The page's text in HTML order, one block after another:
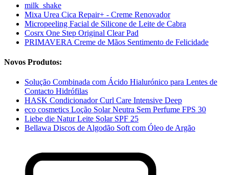
milk_shake
Mixa Urea Cica Repair+ - Creme Renovador
Micropeeling Facial de Silicone de Leite de Cabra
Cosrx One Step Original Clear Pad
PRIMAVERA Creme de Mãos Sentimento de Felicidade
Novos Produtos:
Solução Combinada com Ácido Hialurónico para Lentes de
Contacto Hidrófilas
HASK Condicionador Curl Care Intensive Deep
eco cosmetics Loção Solar Neutra Sem Perfume FPS 30
Liebe die Natur Leite Solar SPF 25
Bellawa Discos de Algodão Soft com Óleo de Argão